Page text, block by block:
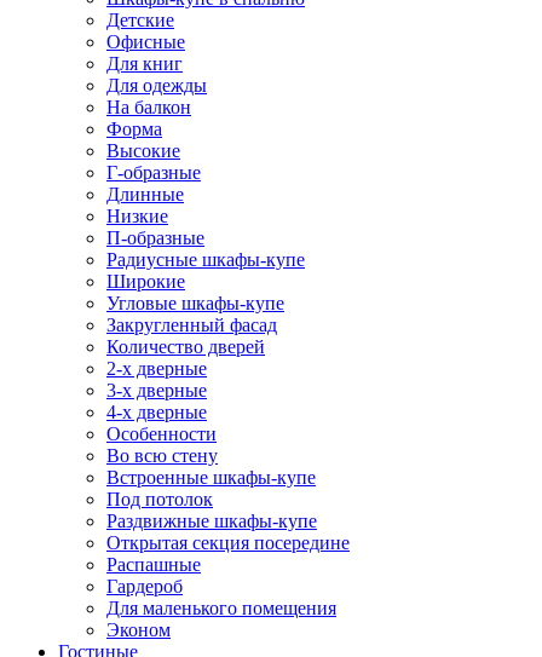
Детские
Офисные
Для книг
Для одежды
На балкон
Форма
Высокие
Г-образные
Длинные
Низкие
П-образные
Радиусные шкафы-купе
Широкие
Угловые шкафы-купе
Закругленный фасад
Количество дверей
2-х дверные
3-х дверные
4-х дверные
Особенности
Во всю стену
Встроенные шкафы-купе
Под потолок
Раздвижные шкафы-купе
Открытая секция посередине
Распашные
Гардероб
Для маленького помещения
Эконом
Гостиные